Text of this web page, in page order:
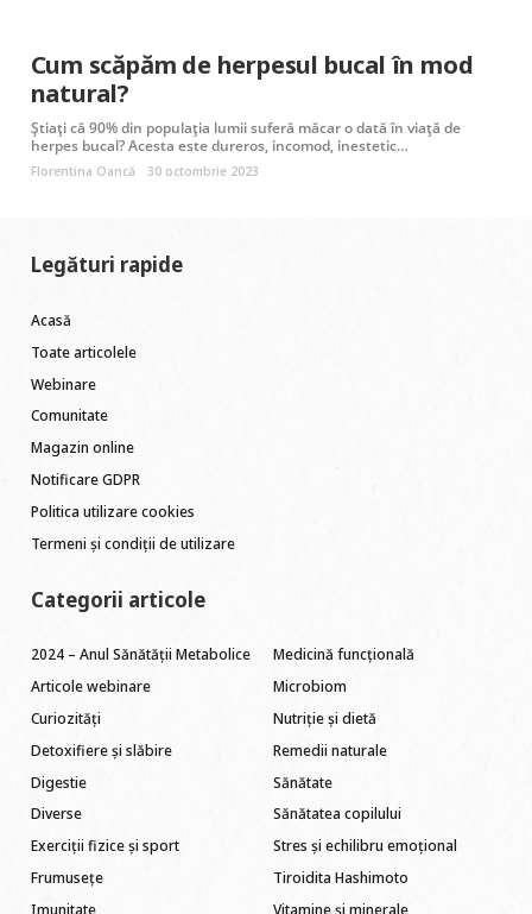
Cum scăpăm de herpesul bucal în mod
natural?
Știați că 90% din populația lumii suferă măcar o dată în viață de
herpes bucal? Acesta este dureros, incomod, inestetic…
Florentina Oancă 30 octombrie 2023
Legături rapide
Acasă
Toate articolele
Webinare
Comunitate
Magazin online
Notificare GDPR
Politica utilizare cookies
Termeni și condiții de utilizare
Categorii articole
2024 – Anul Sănătății Metabolice
Articole webinare
Curiozități
Detoxifiere și slăbire
Digestie
Diverse
Exerciții fizice și sport
Frumusețe
Medicină funcțională
Microbiom
Nutriție și dietă
Remedii naturale
Sănătate
Sănătatea copilului
Stres și echilibru emoțional
Tiroidita Hashimoto